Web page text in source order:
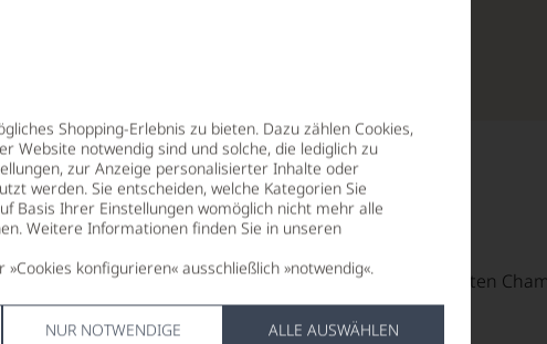
Shopping-Erlebnis zu bieten. Dazu zählen Cookies,
Website notwendig sind und solche, die lediglich zu
zur Anzeige personalisierter Inhalte oder
werden. Sie entscheiden, welche Kategorien Sie
Basis Ihrer Einstellungen womöglich nicht mehr alle
Weitere Informationen finden Sie in unseren
konfigurieren« ausschließlich »notwendig«.
NUR NOTWENDIGE ALLE AUSWÄHLEN
anzustoßen. Dafür haben wir unseren beliebtesten